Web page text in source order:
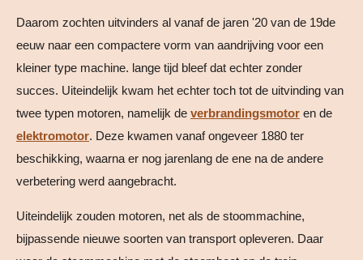
Daarom zochten uitvinders al vanaf de jaren '20 van de 19de
eeuw naar een compactere vorm van aandrijving voor een
kleiner type machine. lange tijd bleef dat echter zonder
succes. Uiteindelijk kwam het echter toch tot de uitvinding van
twee typen motoren, namelijk de verbrandingsmotor en de
elektromotor. Deze kwamen vanaf ongeveer 1880 ter
beschikking, waarna er nog jarenlang de ene na de andere
verbetering werd aangebracht.
Uiteindelijk zouden motoren, net als de stoommachine,
bijpassende nieuwe soorten van transport opleveren. Daar